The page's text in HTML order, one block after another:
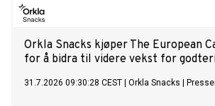
Orkla Snacks kjøper The European
for å bidra til videre vekst for
31.7.2026 09:30:28 CEST Orkla Snacks